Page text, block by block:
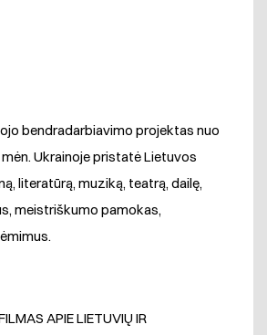
bendradarbiavimo projektas nuo
Ukrainoje pristatė Lietuvos
literatūrą, muziką, teatrą, dailę,
meistriškumo pamokas,
APIE LIETUVIŲ IR